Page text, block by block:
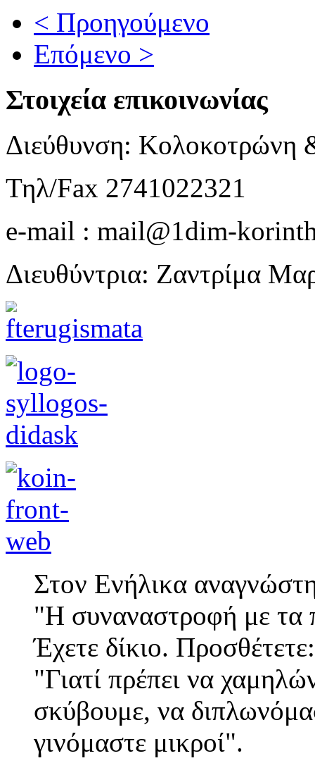
< Προηγούμενο
Επόμενο >
Στοιχεία επικοινωνίας
Διεύθυνση: Κολοκοτρώνη
Τηλ/Fax 2741022321
e-mail : mail@1dim-
Διευθύντρια: Ζαντρίμα
Στον Ενήλικα
"Η συναναστροφή με τα
Έχετε δίκιο. Προσθέτετε:
"Γιατί πρέπει να
σκύβουμε, να
γινόμαστε μικροί".